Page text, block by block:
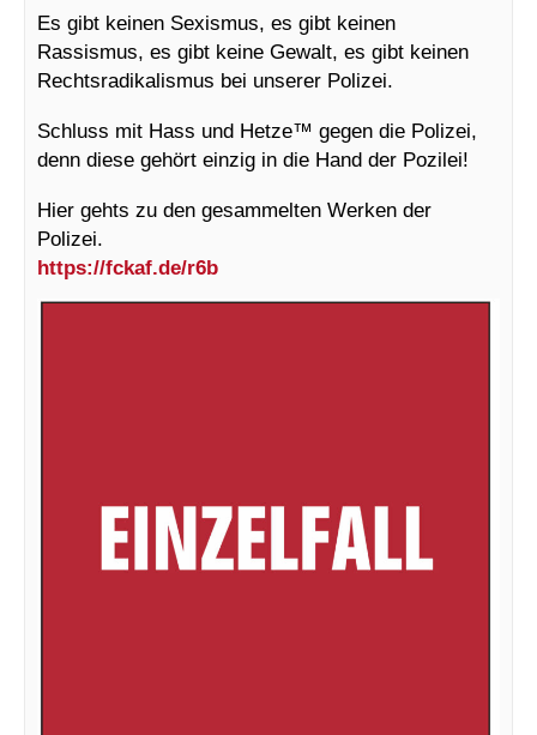
Es gibt keinen Sexismus, es gibt keinen
Rassismus, es gibt keine Gewalt, es gibt keinen
Rechtsradikalismus bei unserer Polizei.
Schluss mit Hass und Hetze™ gegen die Polizei,
denn diese gehört einzig in die Hand der Pozilei!
Hier gehts zu den gesammelten Werken der
Polizei.
https://fckaf.de/r6b